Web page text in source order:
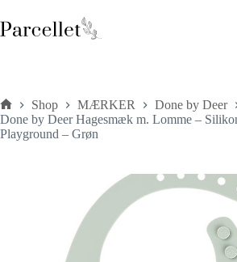
til
indhold
Forside
Shop MÆRKER
Done by Deer
Done by Deer Hagesmæk m. Lomme –
Playground – Grøn